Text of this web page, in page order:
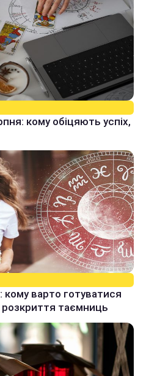
кому обіцяють успіх,
кому варто готуватися
розкриття таємниць